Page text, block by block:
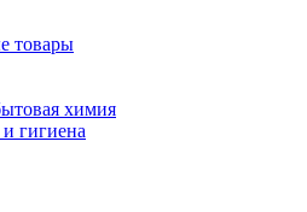
товары
химия
гигиена